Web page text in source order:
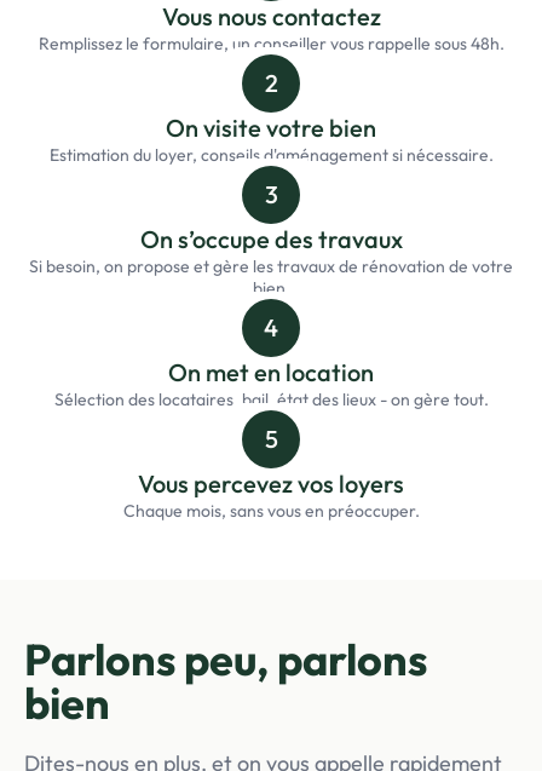
Vous nous contactez
Remplissez le formulaire, un conseiller vous rappelle sous 48h.
2
On visite votre bien
Estimation du loyer, conseils d'aménagement si nécessaire.
3
On s’occupe des travaux
Si besoin, on propose et gère les travaux de rénovation de votre
bien.
4
On met en location
Sélection des locataires, bail, état des lieux - on gère tout.
5
Vous percevez vos loyers
Chaque mois, sans vous en préoccuper.
Parlons peu, parlons
bien
Dites-nous en plus, et on vous appelle rapidement